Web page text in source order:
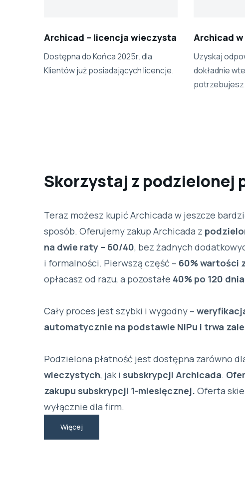
Archicad – licencja wieczysta
Dostępna do Końca 2025r. dla
Klientów już posiadających licencje.
Archicad
Uzyskaj
dokładnie
potrzebujesz.
Skorzystaj z podzielonej
Teraz możesz kupić Archicada w jeszcze
sposób. Oferujemy zakup Archicada z
na dwie raty – 60/40, bez żadnych
i formalności. Pierwszą część – 60% wartości
opłacasz od razu, a pozostałe 40% po 120
Cały proces jest szybki i wygodny –
automatycznie na podstawie NIPu i trwa
Podzielona płatność jest dostępna zarówno
wieczystych, jak i subskrypcji Archicada.
zakupu subskrypcji 1-miesięcznej. Oferta
wyłącznie dla firm.
Więcej